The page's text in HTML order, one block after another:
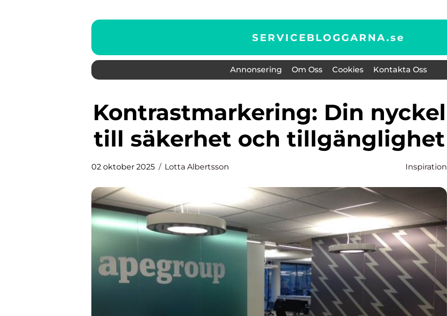
SERVICEBLOGGARNA.se
Annonsering Om Oss Cookies Kontakta Oss
Kontrastmarkering: Din nyckel
till säkerhet och tillgänglighet
02 oktober 2025 Lotta Albertsson Inspiration